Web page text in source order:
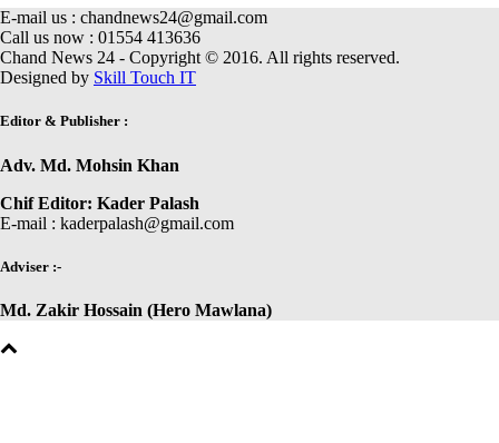
E-mail us : chandnews24@gmail.com
Call us now : 01554 413636
Chand News 24 - Copyright © 2016. All rights reserved.
Designed by Skill Touch IT
Editor & Publisher :
Adv. Md. Mohsin Khan
Chif Editor: Kader Palash
E-mail : kaderpalash@gmail.com
Adviser :-
Md. Zakir Hossain (Hero Mawlana)